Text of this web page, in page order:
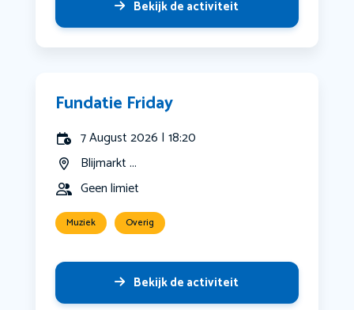
Bekijk de activiteit
Fundatie Friday
7 August 2026 | 18:20
Blijmarkt ...
Geen limiet
Muziek Overig
Bekijk de activiteit